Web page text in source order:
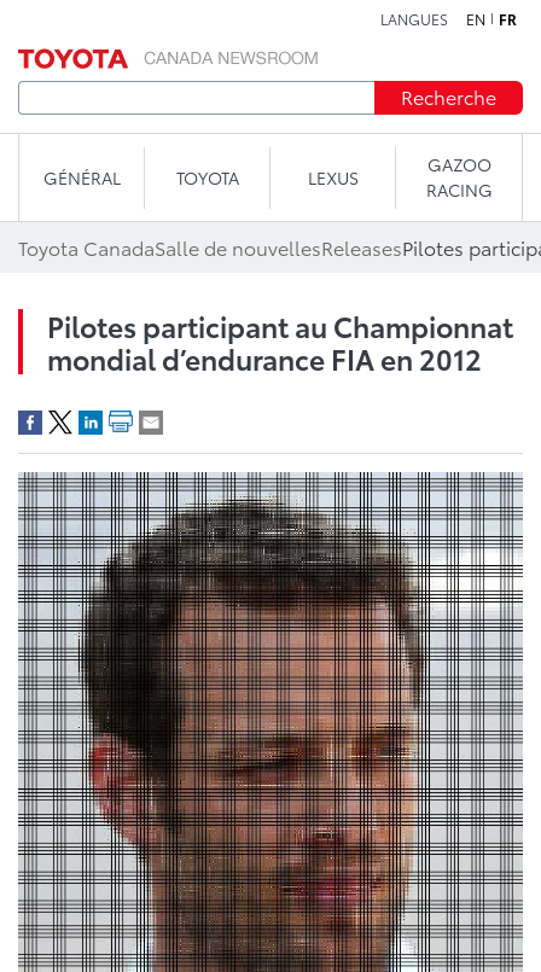
LANGUES EN FR
Recherche
GÉNÉRAL TOYOTA LEXUS
GAZOO
RACING
Toyota CanadaSalle de nouvellesReleases
Pilotes participant au Championnat
mondial d’endurance FIA en 2012